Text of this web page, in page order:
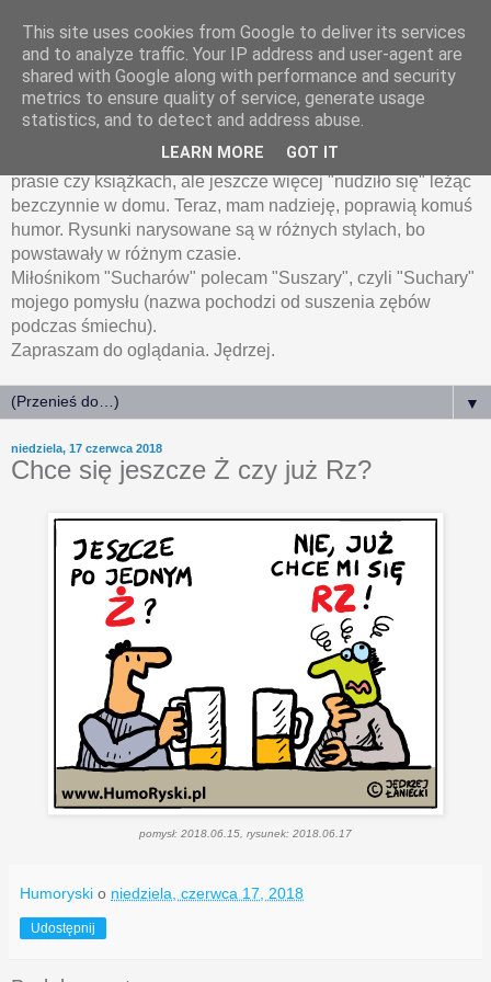
HumoRyski.pl
Humoryski, czyli rysunki humorystyczne Jędrzeja
Łanieckiego.
Wiele z zamieszczonych tu rysunków było publikowanych w
prasie czy książkach, ale jeszcze więcej "nudziło się" leżąc
bezczynnie w domu. Teraz, mam nadzieję, poprawią komuś
humor. Rysunki narysowane są w różnych stylach, bo
powstawały w różnym czasie.
Miłośnikom "Sucharów" polecam "Suszary", czyli "Suchary"
mojego pomysłu (nazwa pochodzi od suszenia zębów
podczas śmiechu).
Zapraszam do oglądania. Jędrzej.
▼
niedziela, 17 czerwca 2018
Chce się jeszcze Ż czy już Rz?
pomysł: 2018.06.15, rysunek: 2018.06.17
Humoryski o niedziela, czerwca 17, 2018
Udostępnij
This site uses cookies from Google to deliver its services
and to analyze traffic. Your IP address and user-agent are
shared with Google along with performance and security
metrics to ensure quality of service, generate usage
statistics, and to detect and address abuse.
LEARN MORE GOT IT